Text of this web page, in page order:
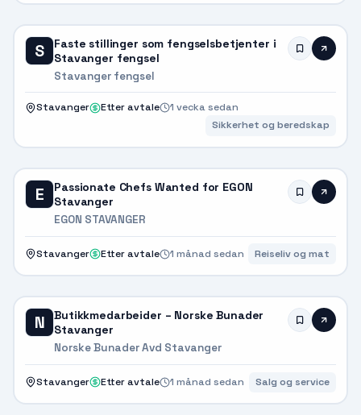
S
Faste stillinger som fengselsbetjenter i
Stavanger fengsel
Stavanger fengsel
Stavanger Etter avtale
1 vecka sedan
Sikkerhet og beredskap
E
Passionate Chefs Wanted for EGON
Stavanger
EGON STAVANGER
Stavanger Etter avtale 1 månad sedan Reiseliv og mat
N
Butikkmedarbeider – Norske Bunader
Stavanger
Norske Bunader Avd Stavanger
Stavanger Etter avtale 1 månad sedan Salg og service